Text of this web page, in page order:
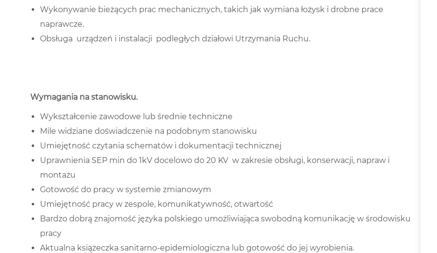
Wykonywanie bieżących prac mechanicznych, takich jak wymiana łożysk i drobne prace
naprawcze.
Obsługa urządzeń i instalacji podległych działowi Utrzymania Ruchu.
Wymagania na stanowisku.
Wykształcenie zawodowe lub średnie techniczne
Mile widziane doświadczenie na podobnym stanowisku
Umiejętność czytania schematów i dokumentacji technicznej
Uprawnienia SEP min do 1kV docelowo do 20 KV w zakresie obsługi, konserwacji, napraw i
montażu
Gotowość do pracy w systemie zmianowym
Umiejętność pracy w zespole, komunikatywność, otwartość
Bardzo dobrą znajomość języka polskiego umożliwiająca swobodną komunikację w środowisku
pracy
Aktualna książeczka sanitarno-epidemiologiczna lub gotowość do jej wyrobienia.